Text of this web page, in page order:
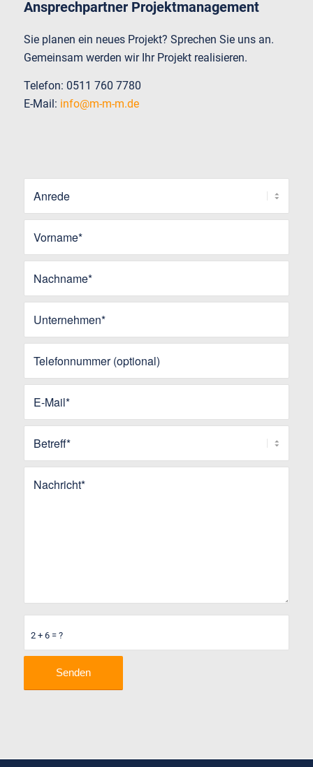
Ansprechpartner Projektmanagement
Sie planen ein neues Projekt? Sprechen Sie uns an.
Gemeinsam werden wir Ihr Projekt realisieren.
Telefon: 0511 760 7780
E-Mail: info@m-m-m.de
2 + 6 = ?